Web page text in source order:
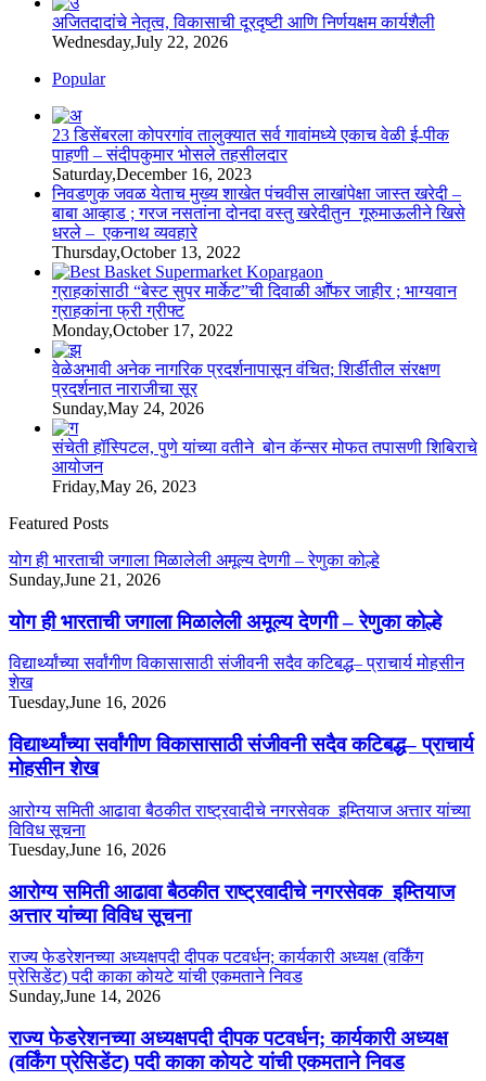
अजितदादांचे नेतृत्व, विकासाची दूरदृष्टी आणि निर्णयक्षम कार्यशैली
Wednesday,July 22, 2026
Popular
23 डिसेंबरला कोपरगांव तालुक्‍यात सर्व गावांमध्ये एकाच वेळी ई-पीक
पाहणी – संदीपकुमार भोसले तहसीलदार
Saturday,December 16, 2023
निवडणुक जवळ येताच मुख्य शाखेत पंचवीस लाखांपेक्षा जास्त खरेदी –
बाबा आव्हाड ; गरज नसतांना दोनदा वस्तु खरेदीतुन गूरुमाऊलीने खिसे
धरले – एकनाथ व्यवहारे
Thursday,October 13, 2022
ग्राहकांसाठी “बेस्ट सुपर मार्केट”ची दिवाळी आॕफर जाहीर ; भाग्यवान
ग्राहकांना फ्री ग्रीफ्ट
Monday,October 17, 2022
वेळेअभावी अनेक नागरिक प्रदर्शनापासून वंचित; शिर्डीतील संरक्षण
प्रदर्शनात नाराजीचा सूर
Sunday,May 24, 2026
संचेती हॉस्पिटल, पुणे यांच्या वतीने बोन कॅन्सर मोफत तपासणी शिबिराचे
आयोजन
Friday,May 26, 2023
Featured Posts
योग ही भारताची जगाला मिळालेली अमूल्य देणगी – रेणुका कोल्हे
Sunday,June 21, 2026
योग ही भारताची जगाला मिळालेली अमूल्य देणगी – रेणुका कोल्हे
विद्यार्थ्यांच्या सर्वांगीण विकासासाठी संजीवनी सदैव कटिबद्ध– प्राचार्य मोहसीन
शेख
Tuesday,June 16, 2026
विद्यार्थ्यांच्या सर्वांगीण विकासासाठी संजीवनी सदैव कटिबद्ध– प्राचार्य
मोहसीन शेख
आरोग्य समिती आढावा बैठकीत राष्ट्रवादीचे नगरसेवक इम्तियाज अत्तार यांच्या
विविध सूचना
Tuesday,June 16, 2026
आरोग्य समिती आढावा बैठकीत राष्ट्रवादीचे नगरसेवक इम्तियाज
अत्तार यांच्या विविध सूचना
राज्य फेडरेशनच्या अध्यक्षपदी दीपक पटवर्धन; कार्यकारी अध्यक्ष (वर्किंग
प्रेसिडेंट) पदी काका कोयटे यांची एकमताने निवड
Sunday,June 14, 2026
राज्य फेडरेशनच्या अध्यक्षपदी दीपक पटवर्धन; कार्यकारी अध्यक्ष
(वर्किंग प्रेसिडेंट) पदी काका कोयटे यांची एकमताने निवड